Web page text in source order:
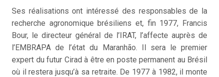
Ses réalisations ont intéressé des responsables de la
recherche agronomique brésiliens et, fin 1977, Francis
Bour, le directeur général de l’IRAT, l’affecte auprès de
l’EMBRAPA de l’état du Maranhão. Il sera le premier
expert du futur Cirad à être en poste permanent au Brésil
où il restera jusqu’à sa retraite. De 1977 à 1982, il monte